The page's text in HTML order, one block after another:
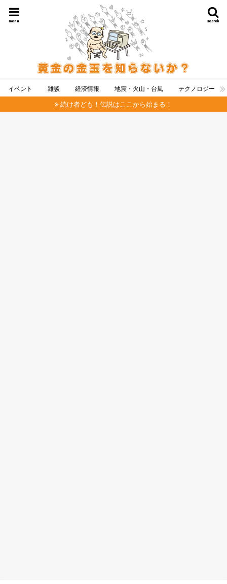
search
menu
イベント 雑談 経済情報 地震・火山・台風 テクノロジー
続け者ども！伝説はここから始まる！